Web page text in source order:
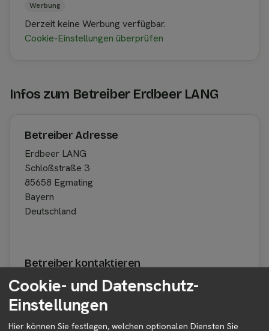
Werbung
Derzeit keine Werbung verfügbar.
Cookie-Einstellungen überprüfen
Infos zum Betreiber Erdbeer LANG
Betreiber Adresse
Erdbeer LANG
Schloßstraße 3
85658 Egmating
Bayern
Deutschland
Betreiber kontaktieren
Auf der Profilseite des Betreibers findest du weitere
Kontaktmöglichkeiten.
Cookie- und Datenschutz-
Einstellungen
Hier können Sie festlegen, welchen optionalen Diensten Sie